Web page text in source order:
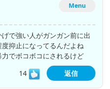
Menu
で強い人がガンガン前に出
抑止になってるんだよね
でボコボコにされるけど
14
返信